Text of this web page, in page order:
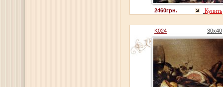
2460грн. Купить
K024 30x40